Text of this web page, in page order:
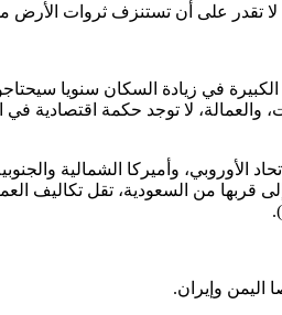
لا تقدر على أن تستنزف ثروات الأرض
في زيادة السكان سنويا
والعمالة، لا توجد حكمة اقتصادية
الأوروبي، وأميركا الشمالية
إلى قربها من السعودية، تقل
وإيران.